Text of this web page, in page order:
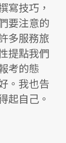
寫技巧，
要注意的
多服務旅
提點我們
考的態
。我也告
起自己。